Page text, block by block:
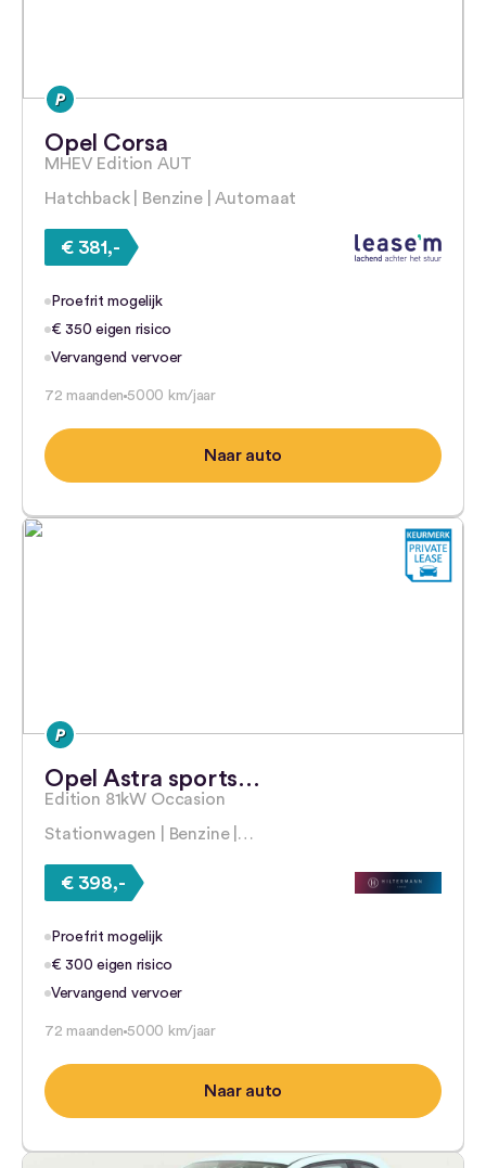
Opel Corsa
MHEV Edition AUT
Hatchback | Benzine | Automaat
€ 381,-
Proefrit mogelijk
€ 350 eigen risico
Vervangend vervoer
72 maanden 5000 km/jaar
Naar auto
Opel Astra sports…
Edition 81kW Occasion
Stationwagen | Benzine |…
€ 398,-
Proefrit mogelijk
€ 300 eigen risico
Vervangend vervoer
72 maanden 5000 km/jaar
Naar auto